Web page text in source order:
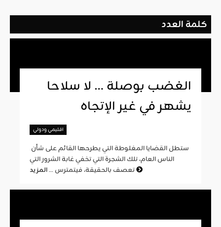
كلمة العدد
الغضب بوصلة … لا سلاحا
يشهر في غير الإتجاه
اقليمي ودولي
الناس العام، تلك الشجرة التي تخفي غابة الشرور التي
تعصف بالحقيقة، فيتمترس ...